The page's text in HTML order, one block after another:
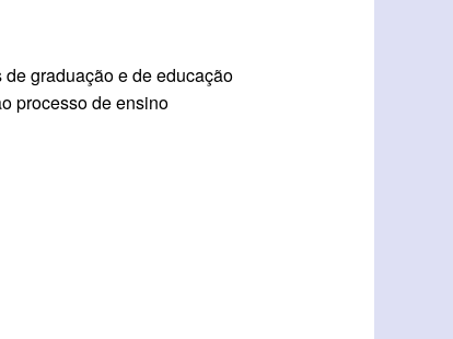
graduação e de educação
processo de ensino